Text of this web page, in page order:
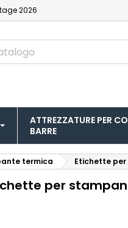
2026
ATTREZZATURE PER
BARRE
termica Etichette
per